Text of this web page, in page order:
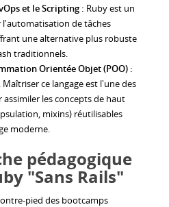
et le Scripting : Ruby est un
l'automatisation de tâches
une alternative plus robuste
traditionnels.
Orientée Objet (POO) :
Maîtriser ce langage est l'une des
assimiler les concepts de haut
mixins) réutilisables
moderne.
pédagogique
"Sans Rails"
pied des bootcamps